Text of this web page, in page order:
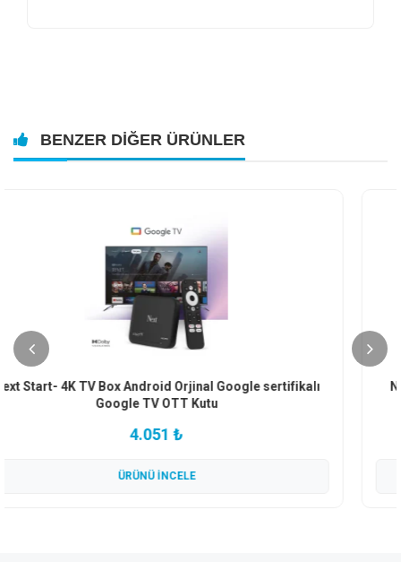
BENZER DIĞER ÜRÜNLER
Next Start Pro 4K TV Box Google Sertifikalı Google Tv
4.051 ₺
ÜRÜNÜ İNCELE